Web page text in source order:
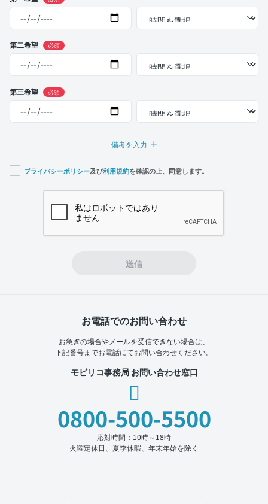
第二希望 必須
第三希望 必須
備考を入力
プライバシーポリシー及び利用規約を確認の上、同意します。
送信
お電話でのお問い合わせ
お急ぎの場合やメールを受信できない場合は、
下記番号までお電話にてお問い合わせください。
モビリコ事務局 お問い合わせ窓口
0800-500-5500
応対時間：10時～18時
火曜定休日、夏季休暇、年末年始を除く